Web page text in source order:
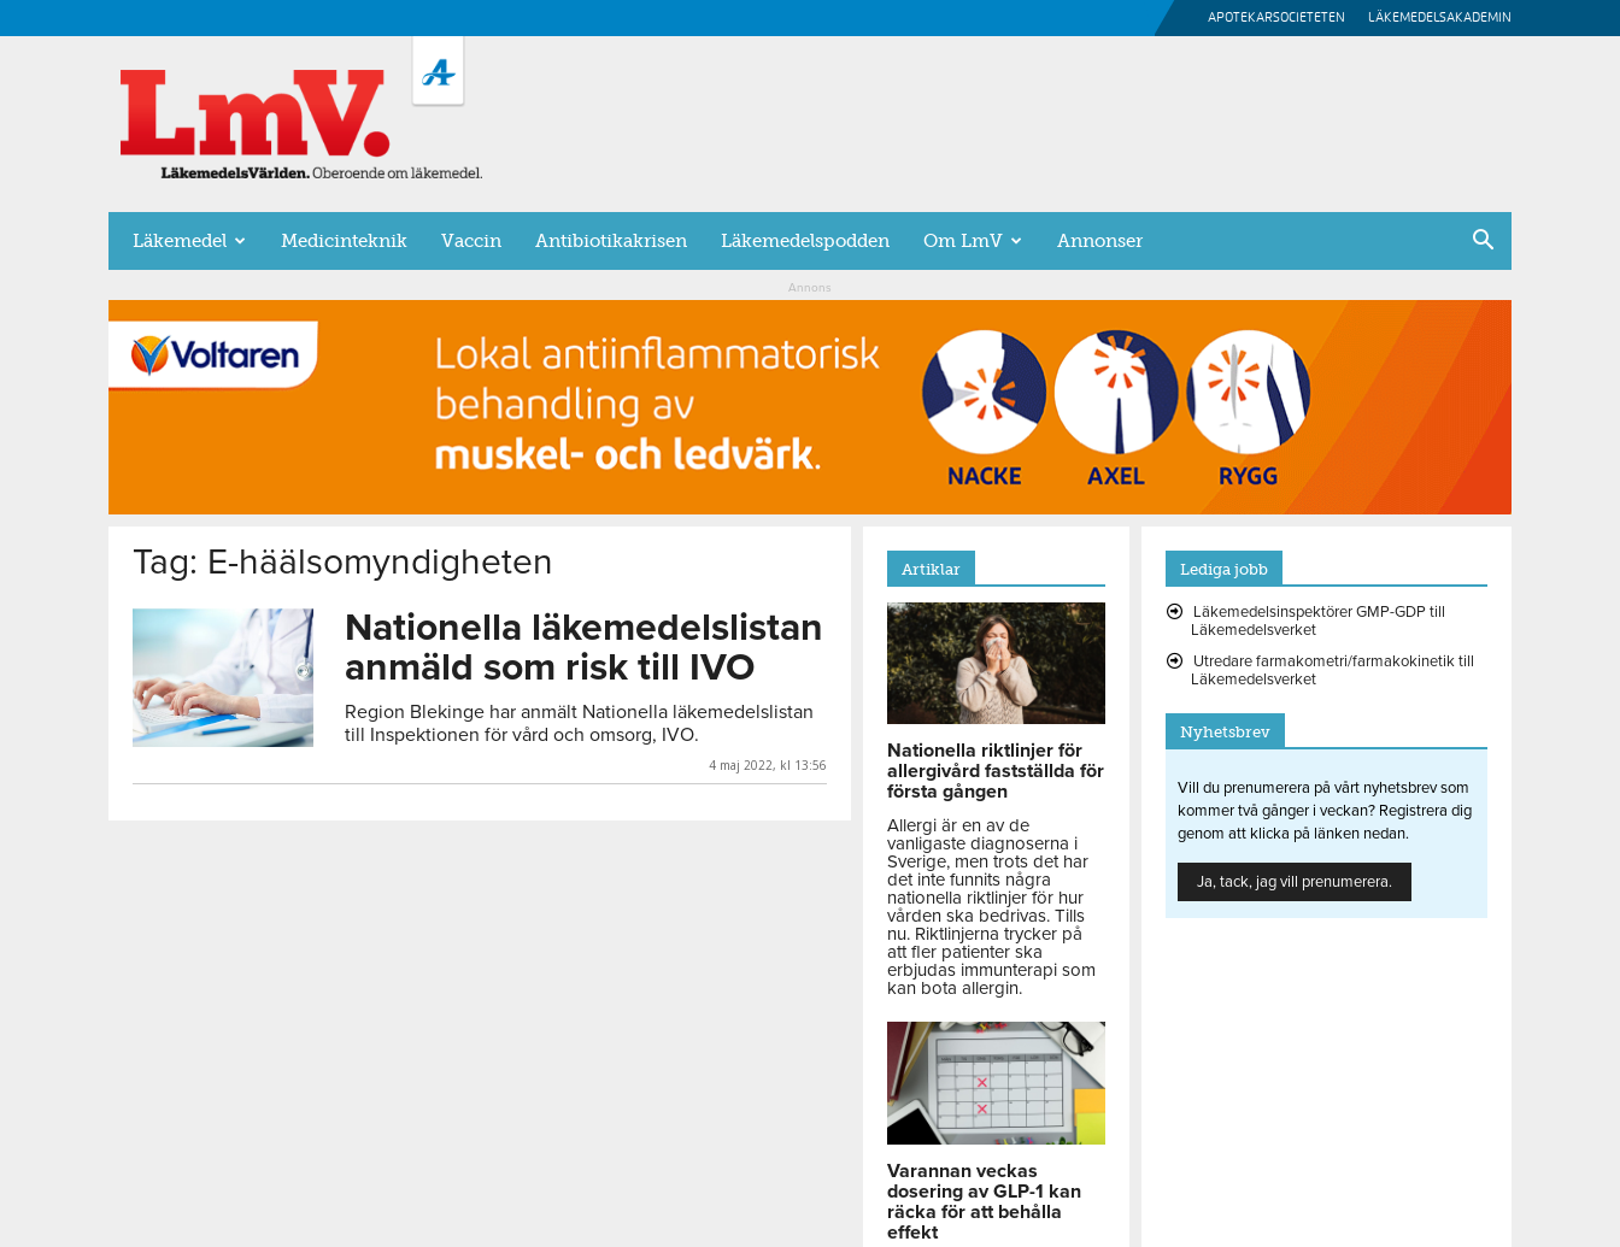
APOTEKARSOCIETETEN LÄKEMEDELSAKADEMIN
LäkemedelsVärlden
Läkemedel Medicinteknik Vaccin Antibiotikakrisen Läkemedelspodden Om LmV Annonser
Annons
Tag: E-häälsomyndigheten
Nationella läkemedelslistan
anmäld som risk till IVO
Region Blekinge har anmält Nationella läkemedelslistan
till Inspektionen för vård och omsorg, IVO.
4 maj 2022, kl 13:56
Artiklar
Nationella riktlinjer för
allergivård fastställda för
första gången
Allergi är en av de
vanligaste diagnoserna i
Sverige, men trots det har
det inte funnits några
nationella riktlinjer för hur
vården ska bedrivas. Tills
nu. Riktlinjerna trycker på
att fler patienter ska
erbjudas immunterapi som
kan bota allergin.
Varannan veckas
dosering av GLP-1 kan
räcka för att behålla
effekt
Lediga jobb
Läkemedelsinspektörer GMP-GDP till
Läkemedelsverket
Utredare farmakometri/farmakokinetik till
Läkemedelsverket
Nyhetsbrev
Vill du prenumerera på vårt nyhetsbrev som
kommer två gånger i veckan? Registrera dig
genom att klicka på länken nedan.
Ja, tack, jag vill prenumerera.